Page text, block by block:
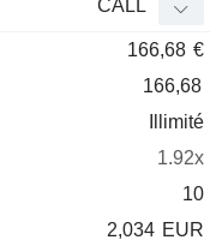
CALL
166,68 €
166,68
Illimité
1.92x
10
2,034 EUR